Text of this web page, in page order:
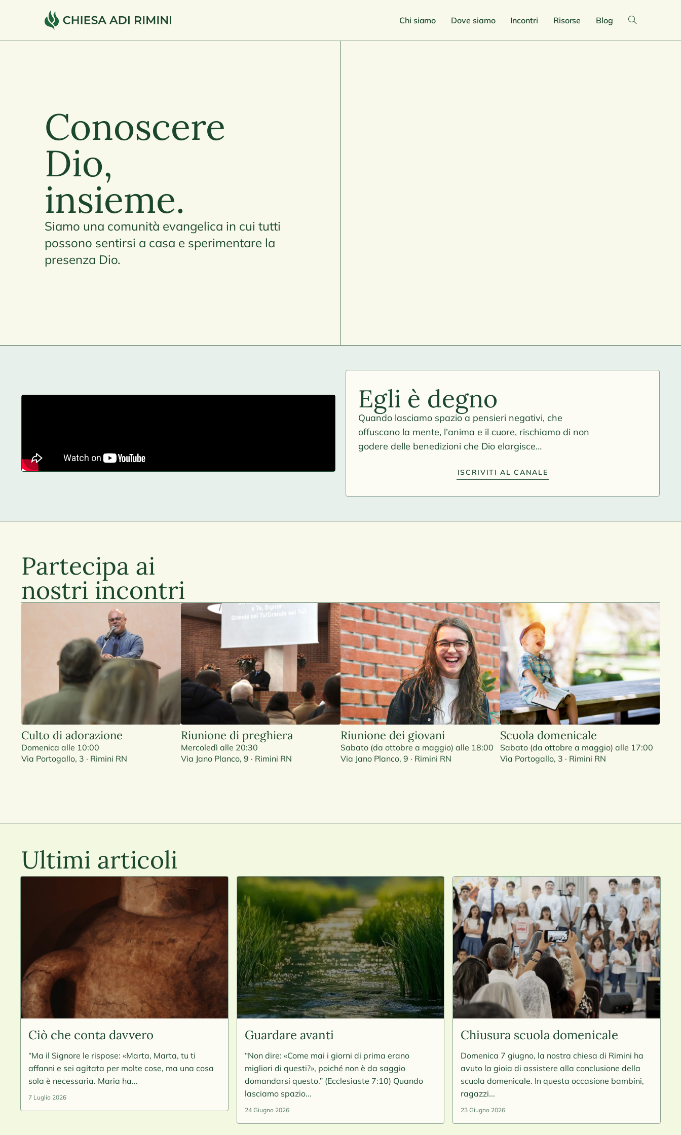
Chi siamo Dove siamo Incontri Risorse Blog
Conoscere
Dio,
insieme.
Siamo una comunità evangelica in cui tutti
possono sentirsi a casa e sperimentare la
presenza Dio.
Egli è degno
Quando lasciamo spazio a pensieri negativi, che
offuscano la mente, l’anima e il cuore, rischiamo di non
godere delle benedizioni che Dio elargisce…
ISCRIVITI AL CANALE
Partecipa ai
nostri incontri
Culto di adorazione
Domenica alle 10:00
Via Portogallo, 3 · Rimini RN
Riunione di preghiera
Mercoledì alle 20:30
Via Jano Planco, 9 · Rimini RN
Riunione dei giovani
Sabato (da ottobre a maggio) alle 18:00
Via Jano Planco, 9 · Rimini RN
Scuola domenicale
Sabato (da ottobre a maggio) alle 17:00
Via Portogallo, 3 · Rimini RN
Ultimi articoli
Ciò che conta davvero
“Ma il Signore le rispose: «Marta, Marta, tu ti
affanni e sei agitata per molte cose, ma una cosa
sola è necessaria. Maria ha...
7 Luglio 2026
Guardare avanti
“Non dire: «Come mai i giorni di prima erano
migliori di questi?», poiché non è da saggio
domandarsi questo.” (Ecclesiaste 7:10) Quando
lasciamo spazio...
24 Giugno 2026
Chiusura scuola domenicale
Domenica 7 giugno, la nostra chiesa di Rimini ha
avuto la gioia di assistere alla conclusione della
scuola domenicale. In questa occasione bambini,
ragazzi...
23 Giugno 2026